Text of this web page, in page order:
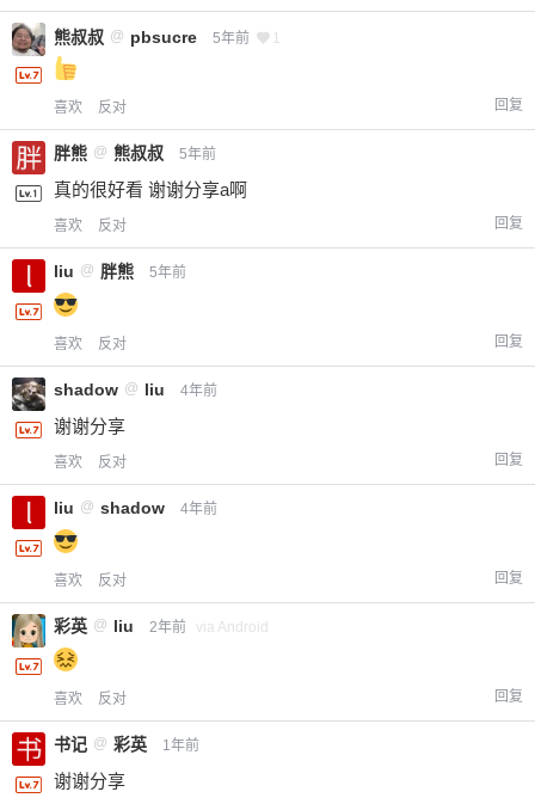
熊叔叔 @ pbsucre 5年前 1
喜欢 反对 回复
胖熊 @ 熊叔叔 5年前
真的很好看 谢谢分享a啊
喜欢 反对 回复
liu @ 胖熊 5年前
喜欢 反对 回复
shadow @ liu 4年前
谢谢分享
喜欢 反对 回复
liu @ shadow 4年前
喜欢 反对 回复
彩英 @ liu 2年前 via Android
喜欢 反对 回复
书记 @ 彩英 1年前
谢谢分享